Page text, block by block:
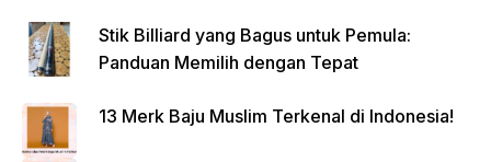
Stik Billiard yang Bagus untuk Pemula:
Panduan Memilih dengan Tepat
13 Merk Baju Muslim Terkenal di Indonesia!